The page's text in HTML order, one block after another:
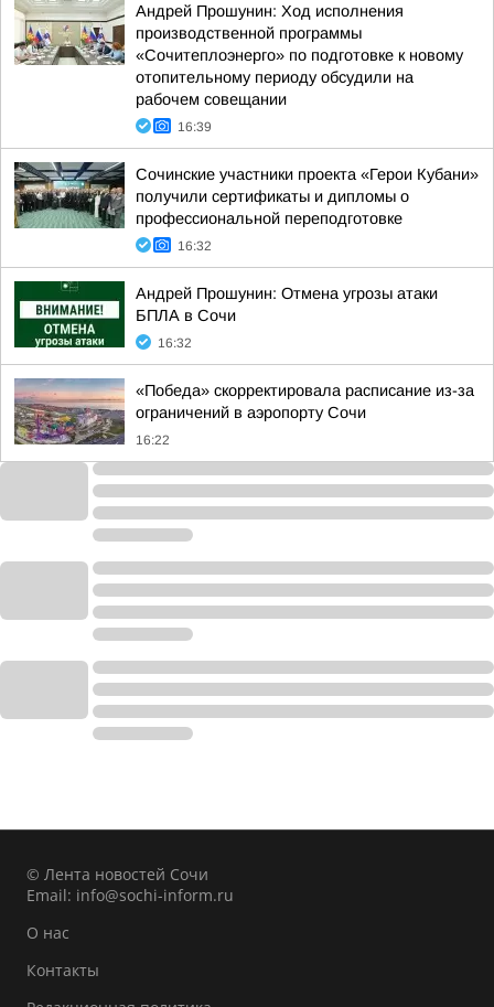
Андрей Прошунин: Ход исполнения
производственной программы
«Сочитеплоэнерго» по подготовке к новому
отопительному периоду обсудили на
рабочем совещании
16:39
Сочинские участники проекта «Герои Кубани»
получили сертификаты и дипломы о
профессиональной переподготовке
16:32
Андрей Прошунин: Отмена угрозы атаки
БПЛА в Сочи
16:32
«Победа» скорректировала расписание из-за
ограничений в аэропорту Сочи
16:22
© Лента новостей Сочи
Email: info@sochi-inform.ru
О нас
Контакты